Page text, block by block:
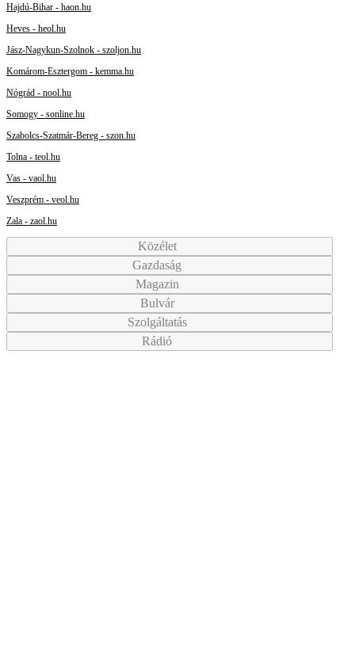
Hajdú-Bihar - haon.hu
Heves - heol.hu
Jász-Nagykun-Szolnok - szoljon.hu
Komárom-Esztergom - kemma.hu
Nógrád - nool.hu
Somogy - sonline.hu
Szabolcs-Szatmár-Bereg - szon.hu
Tolna - teol.hu
Vas - vaol.hu
Veszprém - veol.hu
Zala - zaol.hu
Közélet
Gazdaság
Magazin
Bulvár
Szolgáltatás
Rádió